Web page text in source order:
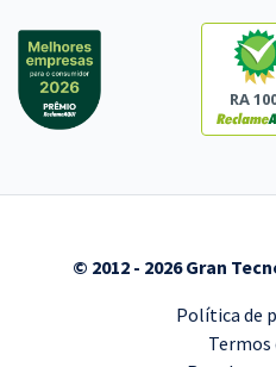
RA
© 2012 - 2026 Gran
Política de
Termos